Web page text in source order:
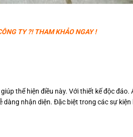
TY ?! THAM KHẢO NGAY !
thể hiện điều này. Với thiết kế độc đáo.
dàng nhận diện. Đặc biệt trong các sự kiện